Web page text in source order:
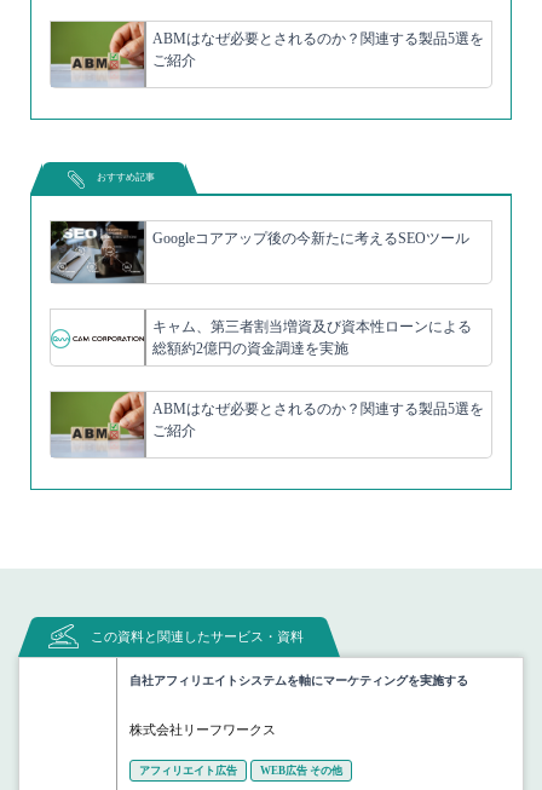
ABMはなぜ必要とされるのか？関連する製品5選を
ご紹介
おすすめ記事
Googleコアアップ後の今新たに考えるSEOツール
キャム、第三者割当増資及び資本性ローンによる
総額約2億円の資金調達を実施
ABMはなぜ必要とされるのか？関連する製品5選を
ご紹介
この資料と関連したサービス・資料
自社アフィリエイトシステムを軸にマーケティングを実施する
株式会社リーフワークス
アフィリエイト広告 WEB広告 その他